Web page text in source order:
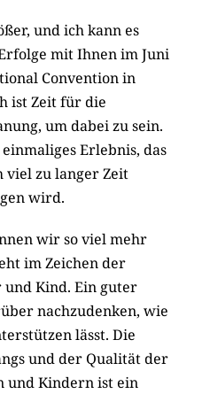
und ich kann es
mit Ihnen im Juni
Convention in
ist Zeit für die
um dabei zu sein.
Erlebnis, das
viel zu langer Zeit
wird.
wir so viel mehr
im Zeichen der
Kind. Ein guter
nachzudenken, wie
lässt. Die
und der Qualität der
und Kindern ist ein